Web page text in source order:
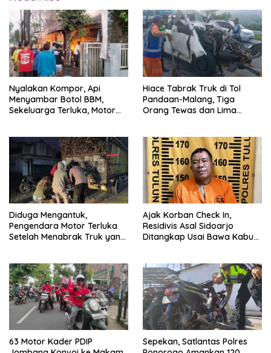
Nyalakan Kompor, Api
Menyambar Botol BBM,
Sekeluarga Terluka, Motor
Hiace Tabrak Truk di Tol
Pandaan-Malang, Tiga
Orang Tewas dan Lima
Diduga Mengantuk,
Pengendara Motor Terluka
Setelah Menabrak Truk yang
Ajak Korban Check In,
Residivis Asal Sidoarjo
Ditangkap Usai Bawa Kabur
63 Motor Kader PDIP
Sepekan, Satlantas Polres